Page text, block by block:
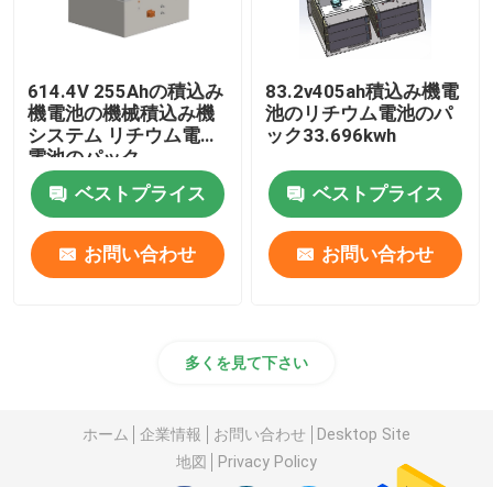
614.4V 255Ahの積込み
機電池の機械積込み機
システム リチウム電池
電池のパック
ベストプライス
お問い合わせ
83.2v405ah積込み機電
池のリチウム電池のパ
ック33.696kwh
ベストプライス
お問い合わせ
多くを見て下さい
ホーム 企業情報 お問い合わせ
Desktop Site
地図
Privacy Policy